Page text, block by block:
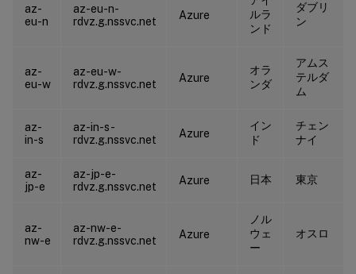
az-
eu-n
az-eu-n-
rdvz.g.nssvc.net
Azure
ルラ
ンド
ダブリ
ン
az-
eu-w
az-eu-w-
rdvz.g.nssvc.net
Azure
オラ
ンダ
アムス
テルダ
ム
az-
in-s
az-in-s-
rdvz.g.nssvc.net
Azure
イン
ド
チェン
ナイ
az-
jp-e
az-jp-e-
rdvz.g.nssvc.net
Azure 日本 東京
az-
nw-e
az-nw-e-
rdvz.g.nssvc.net
Azure
ノル
ウェ
ー
オスロ